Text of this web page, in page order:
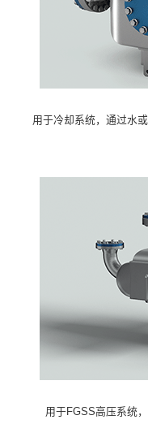
用于冷却系统，通过水
用于FGSS高压系统